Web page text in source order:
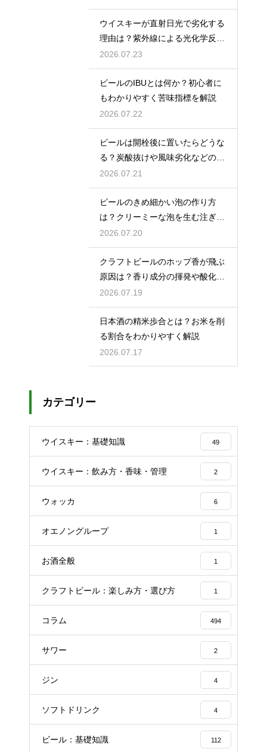
ウイスキーが直射日光で劣化する
理由は？紫外線による光化学反応
で風味が損なわれるため
2026.07.23
ビールのIBUとは何か？初心者に
もわかりやすく苦味指標を解説
2026.07.22
ビールは開栓後に置いたらどうな
る？炭酸抜けや風味劣化などの影
響を解説
2026.07.21
ビールのきめ細かい泡の作り方
は？クリーミーな泡を生む注ぎ方
のコツ
2026.07.20
クラフトビールのホップ香が飛ぶ
原因は？香り成分の揮発や酸化で
失われる理由を解説
2026.07.19
日本酒の精米歩合とは？お米を削
る割合をわかりやすく解説
2026.07.17
カテゴリー
ウイスキー：基礎知識 49
ウイスキー：飲み方・香味・管理 2
ウォッカ 6
オエノングループ 1
お酒全般 1
クラフトビール：楽しみ方・選び方 1
コラム 494
サワー 2
ジン 4
ソフトドリンク 4
ビール：基礎知識 112